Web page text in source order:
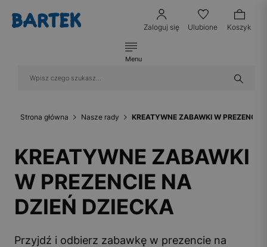
Zaloguj się Ulubione Koszyk
Menu
Strona główna Nasze rady KREATYWNE ZABAWKI W PREZENCIE
KREATYWNE ZABAWKI
W PREZENCIE NA
DZIEŃ DZIECKA
Przyjdź i odbierz zabawkę w prezencie na